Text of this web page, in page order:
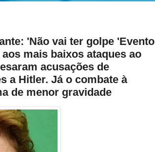
'Não vai ter golpe 'Evento
mais baixos ataques ao
acusações de
a Hitler. Já o combate à
de menor gravidade